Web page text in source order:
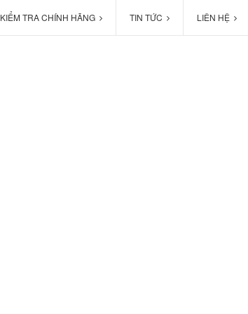
KIỂM TRA CHÍNH HÃNG TIN TỨC LIÊN HỆ